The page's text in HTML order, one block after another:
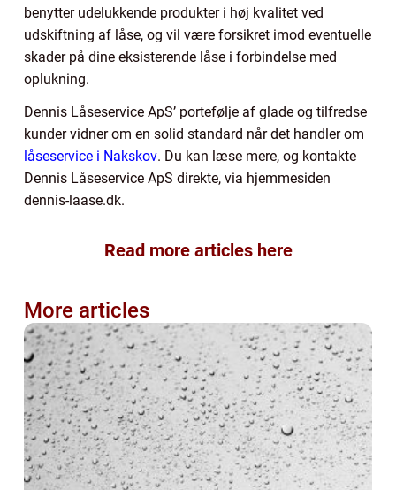
benytter udelukkende produkter i høj kvalitet ved
udskiftning af låse, og vil være forsikret imod eventuelle
skader på dine eksisterende låse i forbindelse med
oplukning.
Dennis Låseservice ApS’ portefølje af glade og tilfredse
kunder vidner om en solid standard når det handler om
låseservice i Nakskov. Du kan læse mere, og kontakte
Dennis Låseservice ApS direkte, via hjemmesiden
dennis-laase.dk.
Read more articles here
More articles